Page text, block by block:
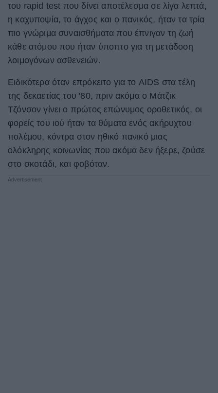
Χωρίς Ταμπέλες
Women's Forum
Hautes Grecians
Γάμος
Market News
του rapid test που δίνει αποτέλεσμα σε λίγα λεπτά,
η καχυποψία, το άγχος και ο πανικός, ήταν τα τρία
πιο γνώριμα συναισθήματα που έπνιγαν τη ζωή
κάθε ατόμου που ήταν ύποπτο για τη μετάδοση
λοιμογόνων ασθενειών.
Ειδικότερα όταν επρόκειτο για το AIDS στα τέλη
της δεκαετίας του '80, πριν ακόμα ο Μάτζικ
Τζόνσον γίνει ο πρώτος επώνυμος οροθετικός, οι
φορείς του ιού ήταν τα θύματα ενός ακήρυχτου
πολέμου, κόντρα στον ηθικό πανικό μιας
ολόκληρης κοινωνίας που ακόμα δεν ήξερε, ζούσε
στο σκοτάδι, και φοβόταν.